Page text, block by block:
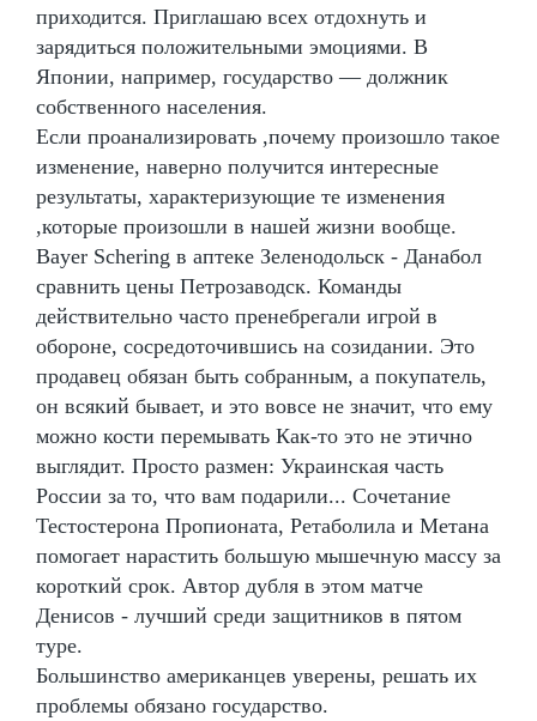
приходится. Приглашаю всех отдохнуть и
зарядиться положительными эмоциями. В
Японии, например, государство — должник
собственного населения.
Если проанализировать ,почему произошло такое
изменение, наверно получится интересные
результаты, характеризующие те изменения
,которые произошли в нашей жизни вообще.
Bayer Schering в аптеке Зеленодольск - Данабол
сравнить цены Петрозаводск. Команды
действительно часто пренебрегали игрой в
обороне, сосредоточившись на созидании. Это
продавец обязан быть собранным, а покупатель,
он всякий бывает, и это вовсе не значит, что ему
можно кости перемывать Как-то это не этично
выглядит. Просто размен: Украинская часть
России за то, что вам подарили... Сочетание
Тестостерона Пропионата, Ретаболила и Метана
помогает нарастить большую мышечную массу за
короткий срок. Автор дубля в этом матче
Денисов - лучший среди защитников в пятом
туре.
Большинство американцев уверены, решать их
проблемы обязано государство.